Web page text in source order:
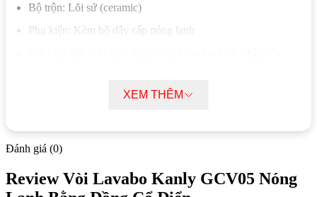
Bộ trộn: Lõi sứ (ceramic)
Phụ kiện: Kèm bộ dây cấp nóng lạnh
Kiểu dáng: Thân thấp
Đặc điểm nổi bật của Vòi Lavabo Kanly
GCV05 Nóng Lạnh Bằng Đồng Cổ Điển
Vòi lavabo Kanly GCV05 được đúc từ đồng thau nguyên
XEM THÊM
Đánh giá (0)
Review Vòi Lavabo Kanly GCV05 Nóng